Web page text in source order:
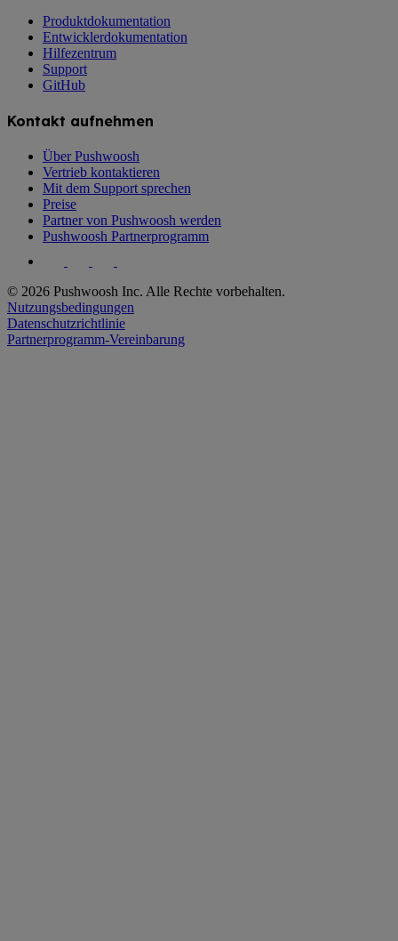
Produktdokumentation
Entwicklerdokumentation
Hilfezentrum
Support
GitHub
Kontakt aufnehmen
Über Pushwoosh
Vertrieb kontaktieren
Mit dem Support sprechen
Preise
Partner von Pushwoosh werden
Pushwoosh Partnerprogramm
© 2026 Pushwoosh Inc. Alle Rechte vorbehalten.
Nutzungsbedingungen
Datenschutzrichtlinie
Partnerprogramm-Vereinbarung